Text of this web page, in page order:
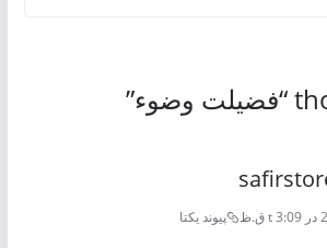
فضيلت وضوء”
پیوند یکتا